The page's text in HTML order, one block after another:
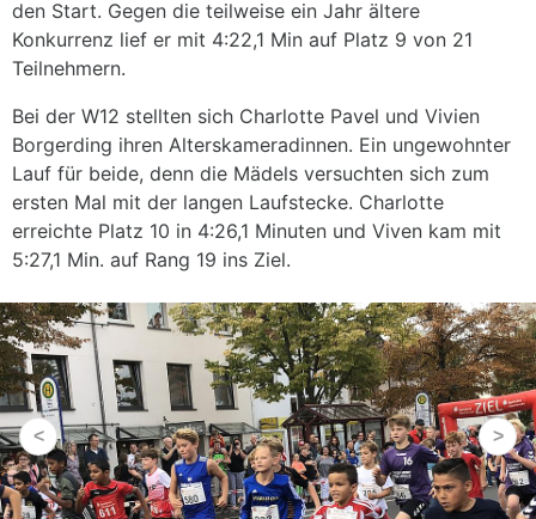
den Start. Gegen die teilweise ein Jahr ältere
Konkurrenz lief er mit 4:22,1 Min auf Platz 9 von 21
Teilnehmern.
Bei der W12 stellten sich Charlotte Pavel und Vivien
Borgerding ihren Alterskameradinnen. Ein ungewohnter
Lauf für beide, denn die Mädels versuchten sich zum
ersten Mal mit der langen Laufstecke. Charlotte
erreichte Platz 10 in 4:26,1 Minuten und Viven kam mit
5:27,1 Min. auf Rang 19 ins Ziel.